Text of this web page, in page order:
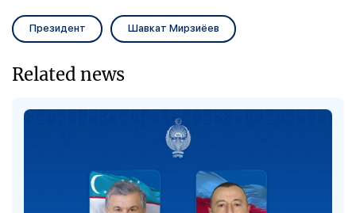
Президент Шавкат Мирзиёев
Related news